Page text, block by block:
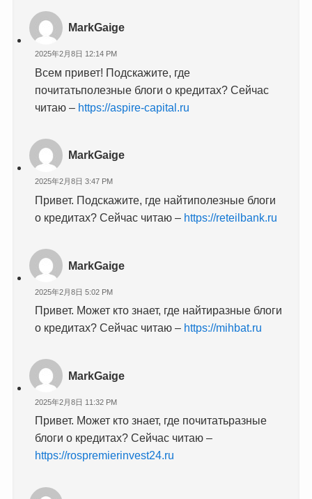
MarkGaige
2025年2月8日 12:14 PM
Всем привет! Подскажите, где
почитатьполезные блоги о кредитах? Сейчас
читаю – https://aspire-capital.ru
MarkGaige
2025年2月8日 3:47 PM
Привет. Подскажите, где найтиполезные блоги
о кредитах? Сейчас читаю – https://reteilbank.ru
MarkGaige
2025年2月8日 5:02 PM
Привет. Может кто знает, где найтиразные блоги
о кредитах? Сейчас читаю – https://mihbat.ru
MarkGaige
2025年2月8日 11:32 PM
Привет. Может кто знает, где почитатьразные
блоги о кредитах? Сейчас читаю –
https://rospremierinvest24.ru